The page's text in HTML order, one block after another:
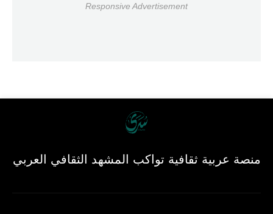
Responsive Advertisement
منصة عربية ثقافية تواكب المشهد الثقافي العربي